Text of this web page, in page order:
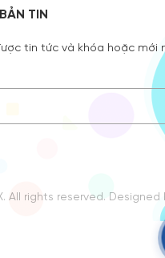
TIN
tin tức và khóa hoặc mới
All rights reserved. Designed